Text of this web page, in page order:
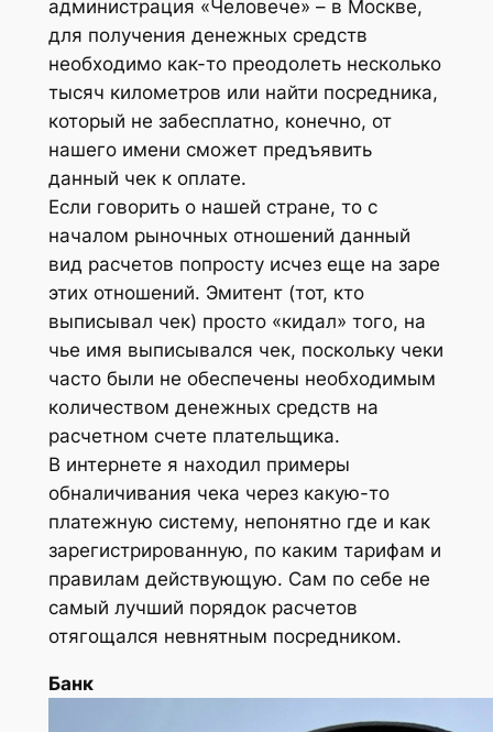
администрация «Человече» – в Москве,
для получения денежных средств
необходимо как-то преодолеть несколько
тысяч километров или найти посредника,
который не забесплатно, конечно, от
нашего имени сможет предъявить
данный чек к оплате.
Если говорить о нашей стране, то с
началом рыночных отношений данный
вид расчетов попросту исчез еще на заре
этих отношений. Эмитент (тот, кто
выписывал чек) просто «кидал» того, на
чье имя выписывался чек, поскольку чеки
часто были не обеспечены необходимым
количеством денежных средств на
расчетном счете плательщика.
В интернете я находил примеры
обналичивания чека через какую-то
платежную систему, непонятно где и как
зарегистрированную, по каким тарифам и
правилам действующую. Сам по себе не
самый лучший порядок расчетов
отягощался невнятным посредником.
Банк